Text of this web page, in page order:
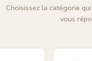
Choisissez la catégorie
vous